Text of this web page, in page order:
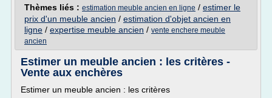
Thèmes liés : estimation meuble ancien en ligne / estimer le
prix d'un meuble ancien / estimation d'objet ancien en
ligne / expertise meuble ancien / vente enchere meuble
ancien
Estimer un meuble ancien : les critères -
Vente aux enchères
Estimer un meuble ancien : les critères